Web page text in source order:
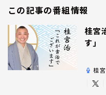
この記事の番組情報
桂宮
す」
桂